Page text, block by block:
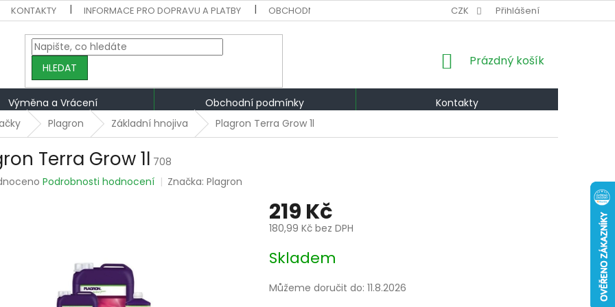
KONTAKTY INFORMACE PRO DOPRAVU A PLATBY OBCHODNÍ PODMÍNKY VÝMĚNA A VRÁCENÍ PODMÍNKY OCHRANY
CZK Přihlášení
HLEDAT
NÁKUPNÍ
Prázdný košík
Výměna a Vrácení Obchodní podmínky
Kontakty
Plagron Základní hnojiva Plagron Terra Grow 1l
Terra Grow 1l 708
Podrobnosti hodnocení Značka:Plagron
219 Kč
180,99 Kč bez DPH
cena:
Skladem
Můžeme doručit do: 11.8.2026